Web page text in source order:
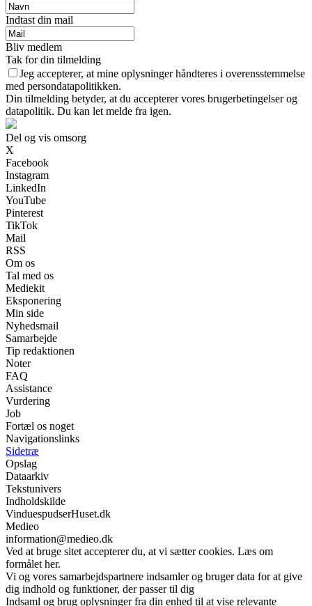
Indtast din mail
Bliv medlem
Tak for din tilmelding
Jeg accepterer, at mine oplysninger håndteres i overensstemmelse
med persondatapolitikken.
Din tilmelding betyder, at du accepterer vores brugerbetingelser og
datapolitik. Du kan let melde fra igen.
Del og vis omsorg
X
Facebook
Instagram
LinkedIn
YouTube
Pinterest
TikTok
Mail
RSS
Om os
Tal med os
Mediekit
Eksponering
Min side
Nyhedsmail
Samarbejde
Tip redaktionen
Noter
FAQ
Assistance
Vurdering
Job
Fortæl os noget
Navigationslinks
Sidetræ
Opslag
Dataarkiv
Tekstunivers
Indholdskilde
VinduespudserHuset.dk
Medieo
information@medieo.dk
Ved at bruge sitet accepterer du, at vi sætter cookies. Læs om
formålet her.
Vi og vores samarbejdspartnere indsamler og bruger data for at give
dig indhold og funktioner, der passer til dig
Indsaml og brug oplysninger fra din enhed til at vise relevante